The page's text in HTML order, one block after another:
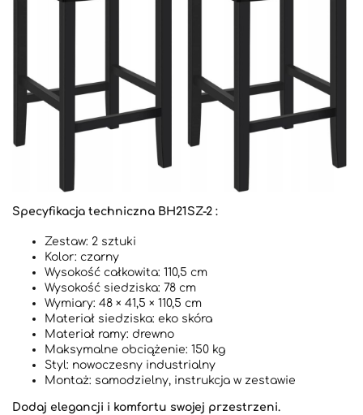
Specyfikacja techniczna BH21SZ-2 :
Zestaw: 2 sztuki
Kolor: czarny
Wysokość całkowita: 110,5 cm
Wysokość siedziska: 78 cm
Wymiary: 48 × 41,5 × 110,5 cm
Materiał siedziska: eko skóra
Materiał ramy: drewno
Maksymalne obciążenie: 150 kg
Styl: nowoczesny industrialny
Montaż: samodzielny, instrukcja w zestawie
Dodaj elegancji i komfortu swojej przestrzeni.